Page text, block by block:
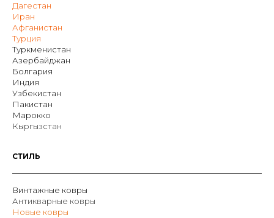
Дагестан
Иран
Афганистан
Турция
Туркменистан
Азербайджан
Болгария
Индия
Узбекистан
Пакистан
Марокко
Кыргызстан
СТИЛЬ
Винтажные ковры
Антикварные ковры
Новые ковры